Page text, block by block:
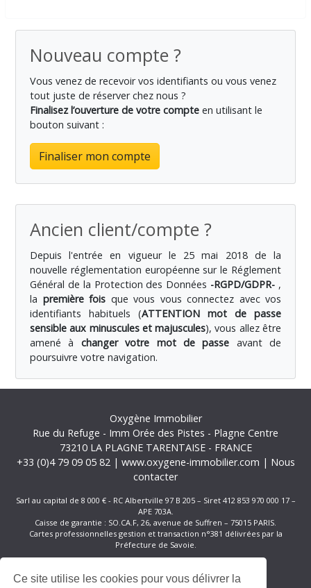
Ce site utilise les cookies pour vous délivrer la
Nouveau compte ?
Vous venez de recevoir vos identifiants ou vous venez
tout juste de réserver chez nous ?
Finalisez l’ouverture de votre compte en utilisant le
bouton suivant :
Finaliser mon compte
Ancien client/compte ?
Depuis l'entrée en vigueur le 25 mai 2018 de la
nouvelle réglementation européenne sur le Réglement
Général de la Protection des Données -RGPD/GDPR- ,
la première fois que vous vous connectez avec vos
identifiants habituels (ATTENTION mot de passe
sensible aux minuscules et majuscules), vous allez être
amené à changer votre mot de passe avant de
poursuivre votre navigation.
Oxygène Immobilier
Rue du Refuge - Imm Orée des Pistes - Plagne Centre
73210 LA PLAGNE TARENTAISE- FRANCE
+33 (0)4 79 09 05 82| www.oxygene-immobilier.com | Nous
contacter
Sarl au capital de 8 000 € - RC Albertville 97 B 205 – Siret 412 853 970 000 17 –
APE 703A.
Caisse de garantie : SO.CA.F, 26, avenue de Suffren – 75015 PARIS.
Cartes professionnelles gestion et transaction n°381 délivrées par la
Préfecture de Savoie.
Offres Spéciales